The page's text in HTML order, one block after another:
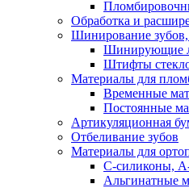
Обработка и
Шинирование
Шинирующие
Штифты
Материалы для
Временные
Постоянные
Артикуляционная
Отбеливание зубов
Материалы для
C-силиконы,
Альгинатные